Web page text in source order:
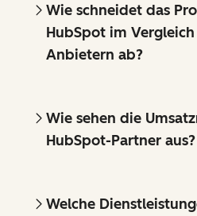
Wie schneidet das
HubSpot im Vergleich
Anbietern ab?
Wie sehen die
HubSpot-Partner aus?
Welche